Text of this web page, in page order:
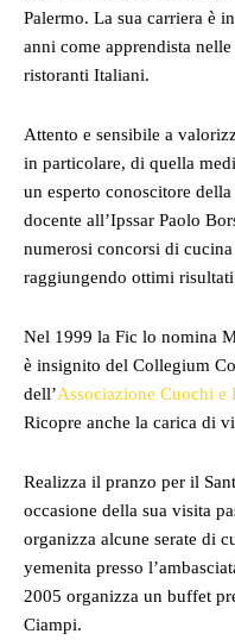
Palermo. La sua carriera è
anni come apprendista
ristoranti Italiani.
Attento e sensibile a
in particolare, di quella
un esperto conoscitore
docente all’Ipssar Paolo
numerosi concorsi di
raggiungendo ottimi
Nel 1999 la Fic lo nomina
è insignito del Collegium
dell’Associazione Cuochi e
Ricopre anche la carica di
Realizza il pranzo per il
occasione della sua visita
organizza alcune serate di
yemenita presso
2005 organizza un buffet
Ciampi.